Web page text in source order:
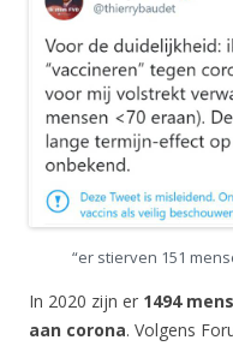
“er stierven 151
In 2020 zijn er 1494
aan corona. Volgens